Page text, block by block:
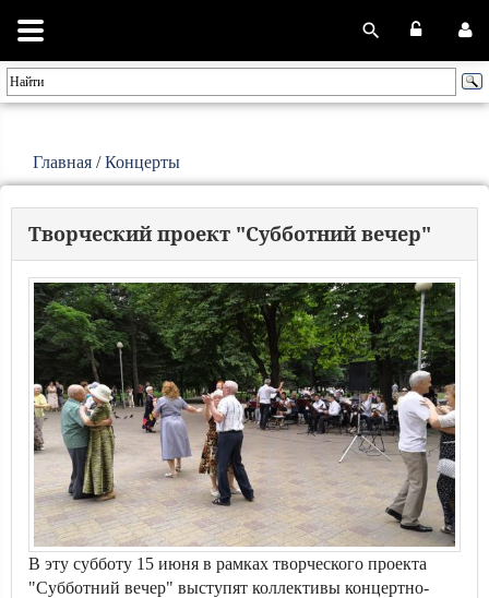
Главная /Концерты
Творческий проект "Субботний вечер"
В эту субботу 15 июня в рамках творческого проекта
"Субботний вечер" выступят коллективы концертно-